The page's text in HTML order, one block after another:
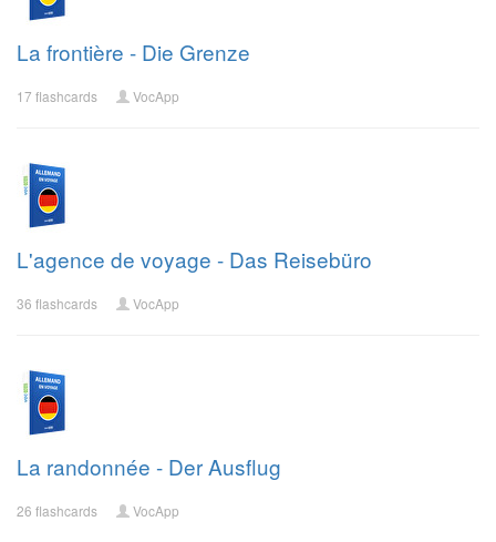
La frontière - Die Grenze
17 flashcards VocApp
L'agence de voyage - Das Reisebüro
36 flashcards VocApp
La randonnée - Der Ausflug
26 flashcards VocApp